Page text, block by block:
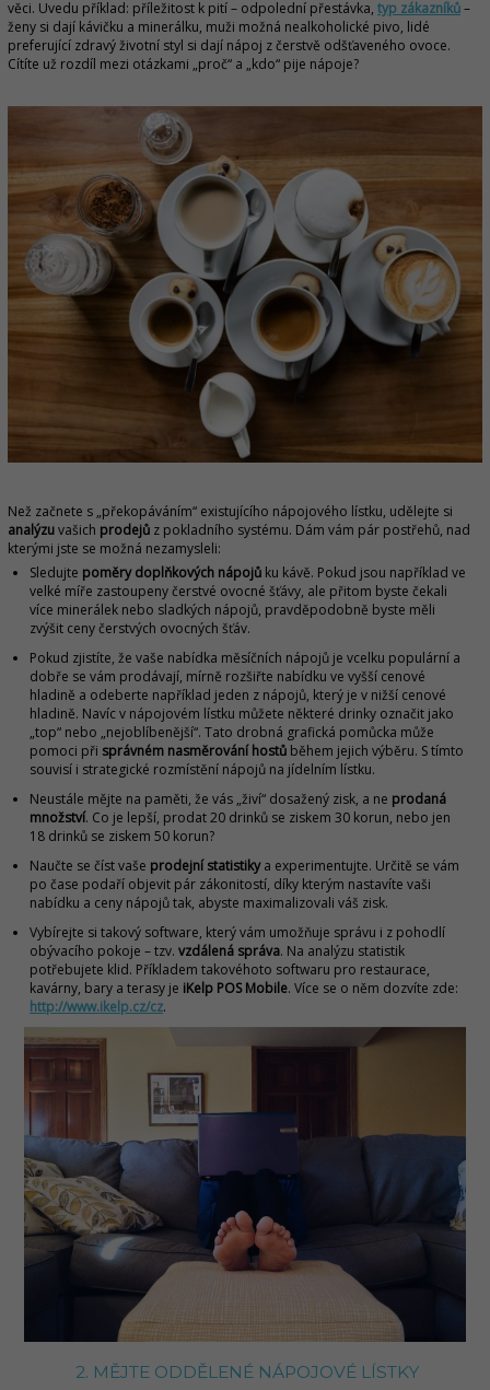
věci. Uvedu příklad: příležitost k pití – odpolední přestávka, typ zákazníků–
ženy si dají kávičku a minerálku, muži možná nealkoholické pivo, lidé
preferující zdravý životní styl si dají nápoj z čerstvě odšťaveného ovoce.
Cítíte už rozdíl mezi otázkami „proč“ a „kdo“ pije nápoje?
Než začnete s „překopáváním“ existujícího nápojového lístku, udělejte si
analýzuvašich prodejů z pokladního systému. Dám vám pár postřehů, nad
kterými jste se možná nezamysleli:
Sledujte poměry doplňkových nápojů ku kávě. Pokud jsou například ve
velké míře zastoupeny čerstvé ovocné šťávy, ale přitom byste čekali
více minerálek nebo sladkých nápojů, pravděpodobně byste měli
zvýšit ceny čerstvých ovocných šťáv.
Pokud zjistíte, že vaše nabídka měsíčních nápojů je vcelku populární a
dobře se vám prodávají, mírně rozšiřte nabídku ve vyšší cenové
hladině a odeberte například jeden z nápojů, který je v nižší cenové
hladině. Navíc v nápojovém lístku můžete některé drinky označit jako
„top“ nebo „nejoblíbenější“. Tato drobná grafická pomůcka může
pomoci při správném nasměrování hostů během jejich výběru. S tímto
souvisí i strategické rozmístění nápojů na jídelním lístku.
Neustále mějte na paměti, že vás „živí“ dosažený zisk, a ne prodaná
množství. Co je lepší, prodat 20 drinků se ziskem 30 korun, nebo jen
18 drinků se ziskem 50 korun?
Naučte se číst vaše prodejní statistikya experimentujte. Určitě se vám
po čase podaří objevit pár zákonitostí, díky kterým nastavíte vaši
nabídku a ceny nápojů tak, abyste maximalizovali váš zisk.
Vybírejte si takový software, který vám umožňuje správu i z pohodlí
obývacího pokoje – tzv. vzdálená správa. Na analýzu statistik
potřebujete klid. Příkladem takovéhoto softwaru pro restaurace,
kavárny, bary a terasy je iKelp POS Mobile. Více se o něm dozvíte zde:
http://www.ikelp.cz/cz.
2. MĚJTE ODDĚLENÉ NÁPOJOVÉ LÍSTKY